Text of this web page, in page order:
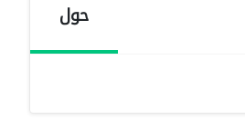
حول